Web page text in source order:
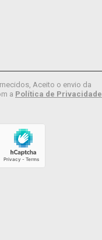
Aceito o envio da
a Política de Privacidade